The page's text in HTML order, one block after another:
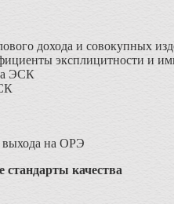
дохода и совокупных
эксплицитности и
ЭСК
выхода на ОРЭ
качества